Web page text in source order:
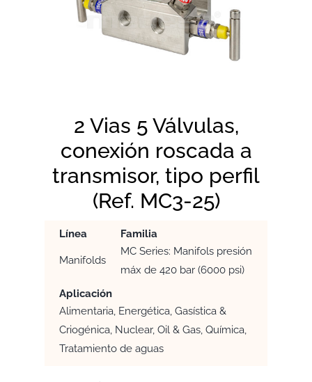
2 Vias 5 Válvulas,
conexión roscada a
transmisor, tipo perfil
(Ref. MC3-25)
Línea Familia
Manifolds
MC Series: Manifols presión
máx de 420 bar (6000 psi)
Aplicación
Alimentaria, Energética, Gasística &
Criogénica, Nuclear, Oil & Gas, Química,
Tratamiento de aguas